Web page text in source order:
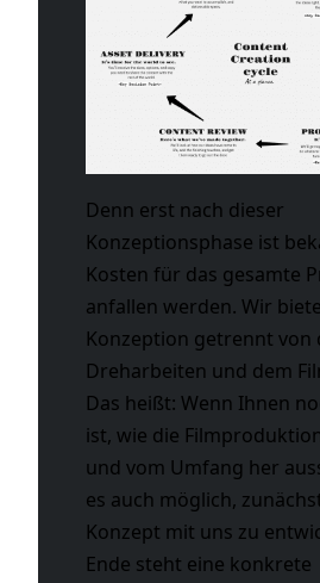
Denn erst nach dieser
Konzeptionsphase ist
Kosten für das gesamte
anfallen werden. Wir
Konzeption getrennt von
Dreharbeiten und dem
Das heißt: Wenn Ihnen
ist, wie die
und vom Umfang her
es auch möglich,
Konzept mit uns zu
Ende steht eine konkrete